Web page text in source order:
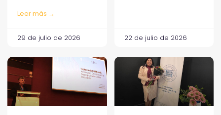
Leer más →
29 de julio de 2026 22 de julio de 2026